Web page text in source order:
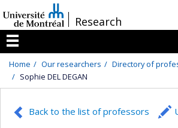
au
contenu
/Research
Menu
Home Our researchers
Directory of
Sophie DEL DEGAN
Back to the list of professors